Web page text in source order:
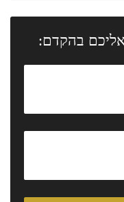
בהקדם: